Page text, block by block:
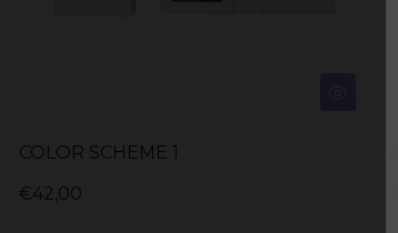
COLOR SCHEME 1
€42,00